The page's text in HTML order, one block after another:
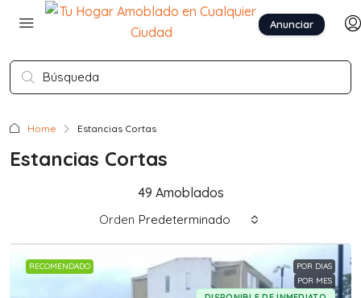
Anunciar
Home Estancias Cortas
Estancias Cortas
49 Amoblados
Orden Predeterminado
RECOMENDADO
POR DIAS
POR MES